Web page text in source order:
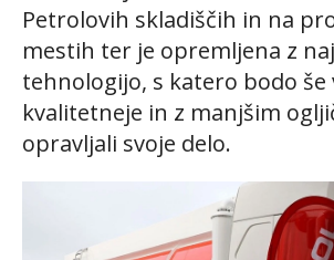
Petrolovih skladiščih in na
mestih ter je opremljena z
tehnologijo, s katero bodo še
kvalitetneje in z manjšim
opravljali svoje delo.